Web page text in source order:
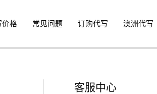
价格 常见问题 订购代写 澳洲代写
客服中心